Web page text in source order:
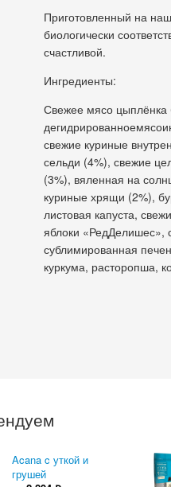
Приготовленный на
биологически
счастливой.
Ингредиенты:
Свежее мясо цыплёнка
свежие куриные
сельди (4%), свежие
(3%), вяленная на
куриные хрящи (2%),
листовая капуста,
яблоки «РедДелишес»,
сублимированная
куркума, расторопша,
Acana c уткой и
грушей